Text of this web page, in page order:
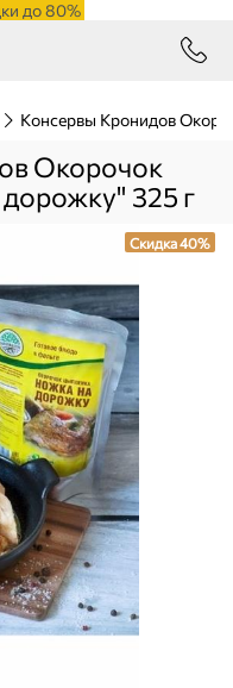
до 80%
Консервы Кронидов
Окорочок
325 г
Скидка 40%